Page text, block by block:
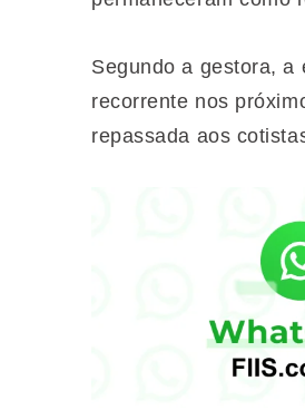
Segundo a gestora, a
recorrente nos
repassada aos